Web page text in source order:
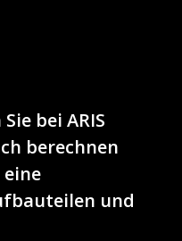
bei ARIS
berechnen
und